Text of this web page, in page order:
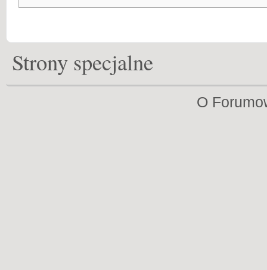
Strony specjalne
O